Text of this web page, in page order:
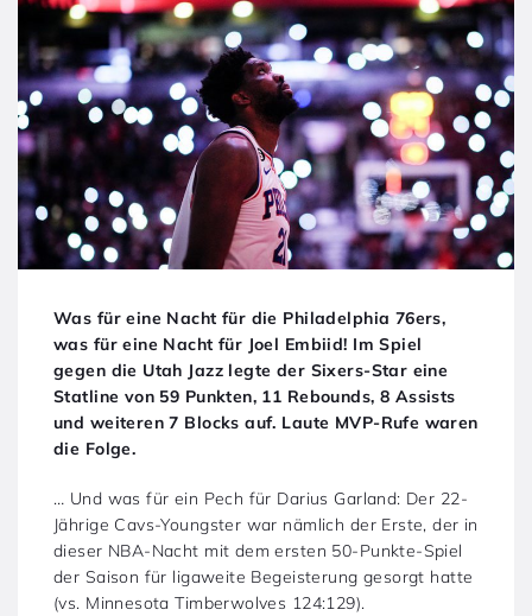
Was für eine Nacht für die Philadelphia 76ers,
was für eine Nacht für Joel Embiid! Im Spiel
gegen die Utah Jazz legte der Sixers-Star eine
Statline von 59 Punkten, 11 Rebounds, 8 Assists
und weiteren 7 Blocks auf. Laute MVP-Rufe waren
die Folge.
… Und was für ein Pech für Darius Garland: Der 22-
Jährige Cavs-Youngster war nämlich der Erste, der in
dieser NBA-Nacht mit dem ersten 50-Punkte-Spiel
der Saison für ligaweite Begeisterung gesorgt hatte
(vs. Minnesota Timberwolves 124:129).